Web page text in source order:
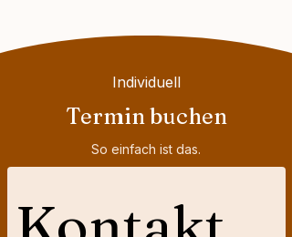
Individuell
Termin buchen
So einfach ist das.